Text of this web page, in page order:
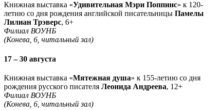
Книжная выставка «Удивительная Мэри Поппинс» к 120-
летию со дня рождения английской писательницы Памелы
Лилиан Трэверс, 6+
Филиал ВОУНБ
(Конева, 6, читальный зал)
17 – 30 августа
Книжная выставка «Мятежная душа» к 155-летию со дня
рождения русского писателя Леонида Андреева, 12+
Филиал ВОУНБ
(Конева, 6, читальный зал)